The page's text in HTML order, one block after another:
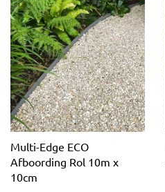
Multi-Edge ECO
Afboording Rol 10m x
10cm